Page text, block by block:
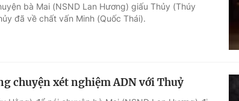
bà Mai (NSND Lan Hương) giấu Thủy (Thúy
đã về chất vấn Minh (Quốc Thái).
chuyện xét nghiệm ADN với Thuỷ